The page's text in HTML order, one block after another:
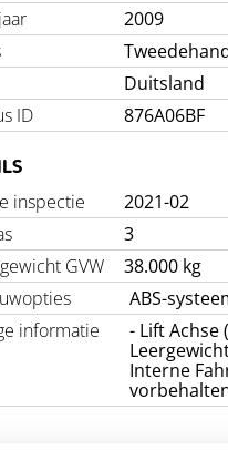
2009
Duitsland
ID
876A06BF
inspectie 2021-02
3
GVW
38.000 kg
ABS-
informatie
- Lift
Interne